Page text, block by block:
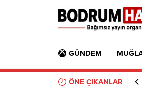
GÜNDEM
ÖNE ÇIKANLAR